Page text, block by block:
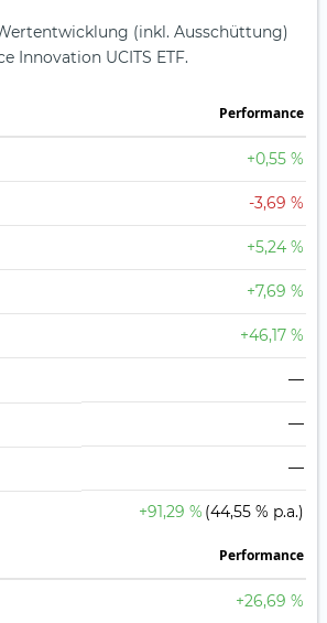
(inkl. Ausschüttung)
Innovation UCITS ETF.
Perfor­mance
+0,55 %
-3,69 %
+5,24 %
+7,69 %
+46,17 %
—
—
—
+91,29 % (44,55 % p.a.)
Perfor­mance
+26,69 %